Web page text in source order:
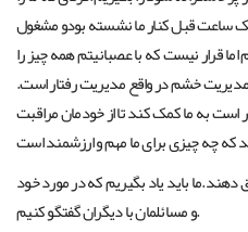
ساعت قبل کنار ما نشسته بودو مشغول
اما قرار نیست که با عصبانیتم همه چیز را
خشم در واقع مدیریت رفتار است.
است به ما کمک کند تا از خودمان مراقبت
دهند.ما باید یاد بگیریم که در مورد خود
و مسائلمان با دیگران گفتگو کنیم.